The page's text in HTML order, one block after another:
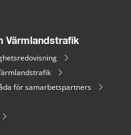
Värmlandstrafik
för samarbetspartners